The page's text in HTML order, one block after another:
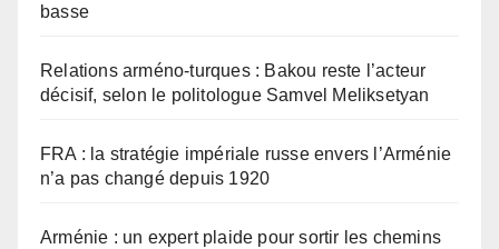
basse
Relations arméno-turques : Bakou reste l’acteur
décisif, selon le politologue Samvel Meliksetyan
FRA : la stratégie impériale russe envers l’Arménie
n’a pas changé depuis 1920
Arménie : un expert plaide pour sortir les chemins